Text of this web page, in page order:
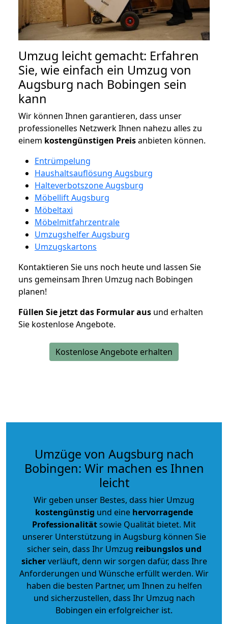
Umzug leicht gemacht: Erfahren
Sie, wie einfach ein Umzug von
Augsburg nach Bobingen sein
kann
Wir können Ihnen garantieren, dass unser
professionelles Netzwerk Ihnen nahezu alles zu
einem kostengünstigen Preisanbieten können.
Entrümpelung
Haushaltsauflösung Augsburg
Halteverbotszone Augsburg
Möbellift Augsburg
Möbeltaxi
Möbelmitfahrzentrale
Umzugshelfer Augsburg
Umzugskartons
Kontaktieren Sie uns noch heute und lassen Sie
uns gemeinsam Ihren Umzug nach Bobingen
planen!
Füllen Sie jetzt das Formular aus und erhalten
Sie kostenlose Angebote.
Kostenlose Angebote erhalten
Umzüge von Augsburg nach
Bobingen: Wir machen es Ihnen
leicht
Wir geben unser Bestes, dass hier Umzug
kostengünstig und eine hervorragende
Professionalitätsowie Qualität bietet. Mit
unserer Unterstützung in Augsburg können Sie
sicher sein, dass Ihr Umzug reibungslos und
sicherverläuft, denn wir sorgen dafür, dass Ihre
Anforderungen und Wünsche erfüllt werden. Wir
haben die besten Partner, um Ihnen zu helfen
und sicherzustellen, dass Ihr Umzug nach
Bobingen ein erfolgreicher ist.